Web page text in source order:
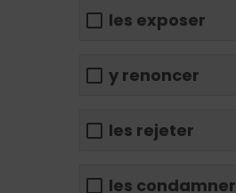
les exposer
y renoncer
les rejeter
les condamner